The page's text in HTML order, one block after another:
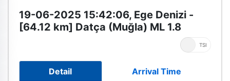
19-06-2025 15:42:06, Ege Denizi -
[64.12 km] Datça (Muğla) ML 1.8
TSI
Detail Arrival Time